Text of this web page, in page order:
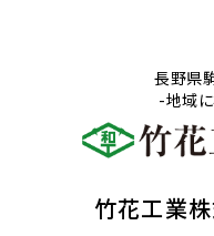
長野県
-地域
竹花工業